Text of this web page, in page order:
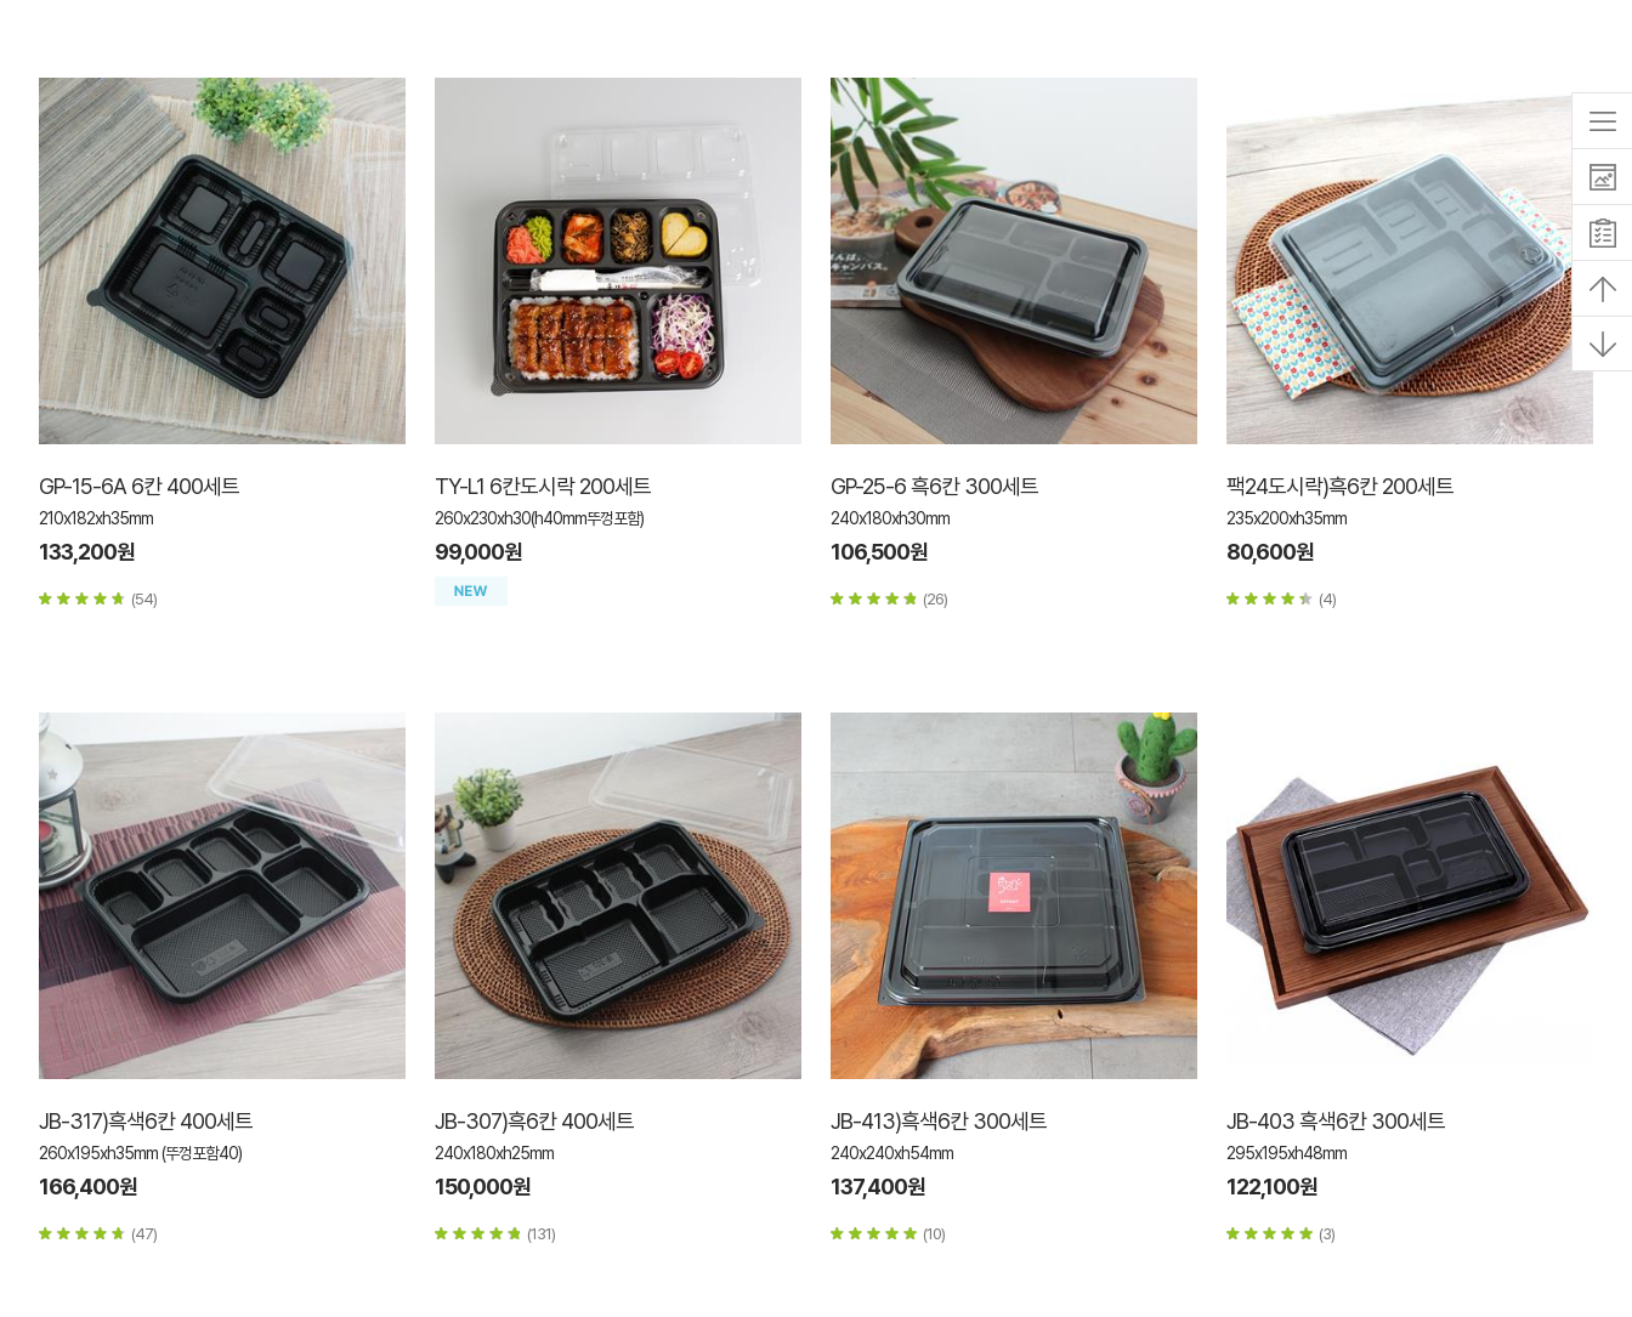
GP-15-6A 6칸 400세트
210x182xh35mm
133,200원
(54)
TY-L1 6칸도시락 200세트
260x230xh30(h40mm뚜껑포함)
99,000원
GP-25-6 흑6칸 300세트
240x180xh30mm
106,500원
(26)
팩24도시락)흑6칸 200세트
235x200xh35mm
80,600원
(4)
JB-317)흑색6칸 400세트
260x195xh35mm (뚜껑포함40)
166,400원
(47)
JB-307)흑6칸 400세트
240x180xh25mm
150,000원
(131)
JB-413)흑색6칸 300세트
240x240xh54mm
137,400원
(10)
JB-403 흑색6칸 300세트
295x195xh48mm
122,100원
(3)